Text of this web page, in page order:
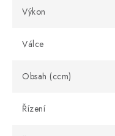
Výkon
Válce
Obsah (ccm)
Řízení